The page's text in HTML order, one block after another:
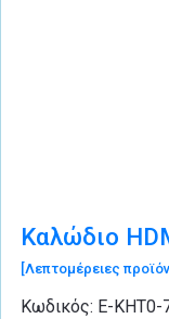
Καλώδιο
[Λεπτομέρειες
Κωδικός: Ε-ΚΗΤ0-